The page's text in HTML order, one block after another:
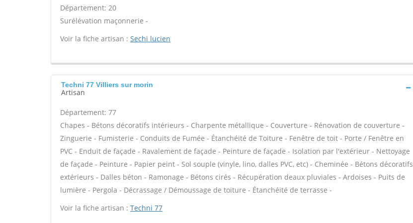
Département: 20
Surélévation maçonnerie -
Voir la fiche artisan : Sechi lucien
Techni 77 Villiers sur morin
Artisan
Département: 77
Chapes - Bétons décoratifs intérieurs - Charpente métallique - Couverture - Rénovation de couverture -
Zinguerie - Fumisterie - Conduits de Fumée - Étanchéité de Toiture - Fenêtre de toit - Porte / Fenêtre en
PVC - Enduit de façade - Ravalement de façade - Peinture de façade - Isolation par l'extérieur - Nettoyage
de façade - Peinture - Papier peint - Sol souple (vinyle, lino, dalles PVC, etc) - Cheminée - Bétons décoratifs
extérieurs - Dalles béton - Ramonage - Bétons cirés - Récupération deaux pluviales - Ardoises - Puits de
lumière - Pergola - Décrassage / Démoussage de toiture - Étanchéité de terrasse -
Voir la fiche artisan : Techni 77